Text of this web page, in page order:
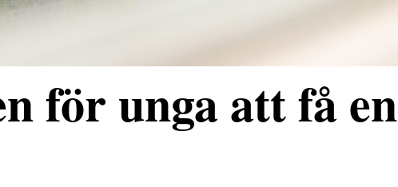
för unga att få en